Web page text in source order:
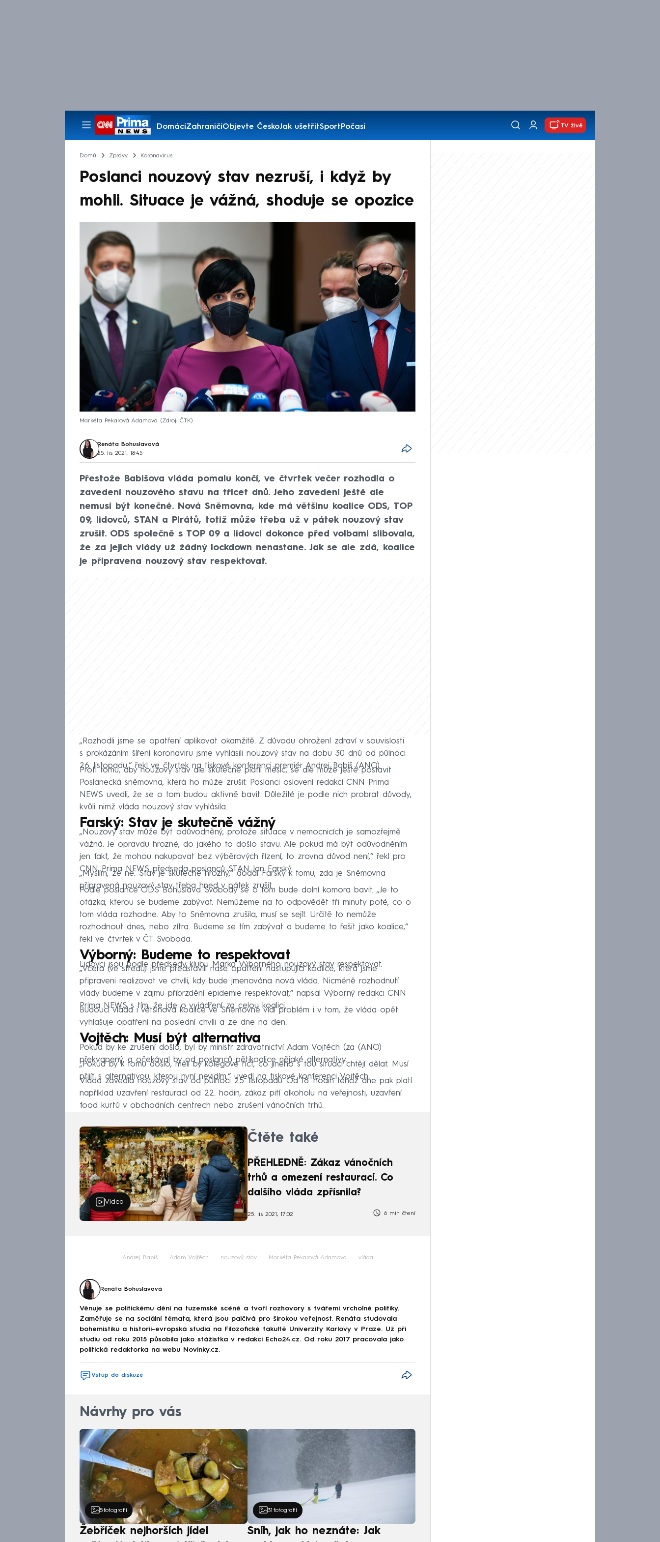
DomácíZahraničíObjevte ČeskoJak ušetřitSportPočasí
Pořady
TV živě
Domů Zprávy Koronavirus
Poslanci nouzový stav nezruší, i když by
mohli. Situace je vážná, shoduje se opozice
Markéta Pekarová Adamová Zdroj: ČTK
Renáta Bohuslavová
25. lis 2021, 18:45
Přestože Babišova vláda pomalu končí, ve čtvrtek večer rozhodla o
zavedení nouzového stavu na třicet dnů. Jeho zavedení ještě ale
nemusí být konečné. Nová Sněmovna, kde má většinu koalice ODS, TOP
09, lidovců, STAN a Pirátů, totiž může třeba už v pátek nouzový stav
zrušit. ODS společně s TOP 09 a lidovci dokonce před volbami slibovala,
že za jejich vlády už žádný lockdown nenastane. Jak se ale zdá, koalice
je připravena nouzový stav respektovat.
„Rozhodli jsme se opatření aplikovat okamžitě. Z důvodu ohrožení zdraví v souvislosti
s prokázáním šíření koronaviru jsme vyhlásili nouzový stav na dobu 30 dnů od půlnoci
26. listopadu,“ řekl ve čtvrtek na tiskové konferenci premiér Andrej Babiš (ANO).
Proti tomu, aby nouzový stav ale skutečně platil měsíc, se ale může ještě postavit
Poslanecká sněmovna, která ho může zrušit. Poslanci oslovení redakcí CNN Prima
NEWS uvedli, že se o tom budou aktivně bavit. Důležité je podle nich probrat důvody,
kvůli nimž vláda nouzový stav vyhlásila.
Farský: Stav je skutečně vážný
„Nouzový stav může být odůvodněný, protože situace v nemocnicích je samozřejmě
vážná. Je opravdu hrozné, do jakého to došlo stavu. Ale pokud má být odůvodněním
jen fakt, že mohou nakupovat bez výběrových řízení, to zrovna důvod není,“ řekl pro
CNN Prima NEWS předseda poslanců STAN Jan Farský.
„Myslím, že ne. Stav je skutečně hrozný,“ dodal Farský k tomu, zda je Sněmovna
připravená nouzový stav třeba hned v pátek zrušit.
Podle poslance ODS Bohuslava Svobody se o tom bude dolní komora bavit. „Je to
otázka, kterou se budeme zabývat. Nemůžeme na to odpovědět tři minuty poté, co o
tom vláda rozhodne. Aby to Sněmovna zrušila, musí se sejít. Určitě to nemůže
rozhodnout dnes, nebo zítra. Budeme se tím zabývat a budeme to řešit jako koalice,“
řekl ve čtvrtek v ČT Svoboda.
Výborný: Budeme to respektovat
Lidovci jsou podle předsedy klubu Marka Výborného nouzový stav respektovat.
„Včera (ve středu) jsme představili naše opatření nastupující koalice, která jsme
připraveni realizovat ve chvíli, kdy bude jmenována nová vláda. Nicméně rozhodnutí
vlády budeme v zájmu přibrzdění epidemie respektovat,“ napsal Výborný redakci CNN
Prima NEWS s tím, že jde o vyjádření za celou koalici.
Budoucí vláda i většinová koalice ve Sněmovně vidí problém i v tom, že vláda opět
vyhlašuje opatření na poslední chvíli a ze dne na den.
Vojtěch: Musí být alternativa
Pokud by ke zrušení došlo, byl by ministr zdravotnictví Adam Vojtěch (za (ANO)
překvapený, a očekával by od poslanců pětikoalice nějaké alternativy.
„Pokud by k tomu došlo, měli by kolegové říct, co jiného s tou situací chtějí dělat. Musí
přijít s alternativou, kterou nyní nevidím,“ uvedl na tiskové konferenci Vojtěch.
Vláda zavedla nouzový stav od půlnoci 25. listopadu. Od 18. hodin téhož dne pak platí
například uzavření restaurací od 22. hodin, zákaz pití alkoholu na veřejnosti, uzavření
food kurtů v obchodních centrech nebo zrušení vánočních trhů.
Video
Čtěte také
PŘEHLEDNĚ: Zákaz vánočních
trhů a omezení restaurací. Co
dalšího vláda zpřísnila?
25. lis 2021, 17:02 6 min čtení
Andrej Babiš Adam Vojtěch nouzový stav Markéta Pekarová Adamová vláda
Renáta Bohuslavová
Věnuje se politickému dění na tuzemské scéně a tvoří rozhovory s tvářemi vrcholné politiky.
Zaměřuje se na sociální témata, která jsou palčivá pro širokou veřejnost. Renáta studovala
bohemistiku a historii-evropská studia na Filozofické fakultě Univerzity Karlovy v Praze. Už při
studiu od roku 2015 působila jako stážistka v redakci Echo24.cz. Od roku 2017 pracovala jako
politická redaktorka na webu Novinky.cz.
Vstup do diskuze
Návrhy pro vás
5 fotografií
Žebříček nejhorších jídel
31 fotografií
Sníh, jak ho neznáte: Jak